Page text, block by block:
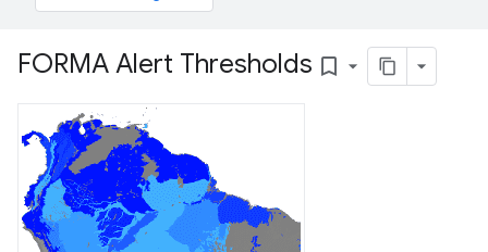
FORMA Alert Thresholds bookmark_border